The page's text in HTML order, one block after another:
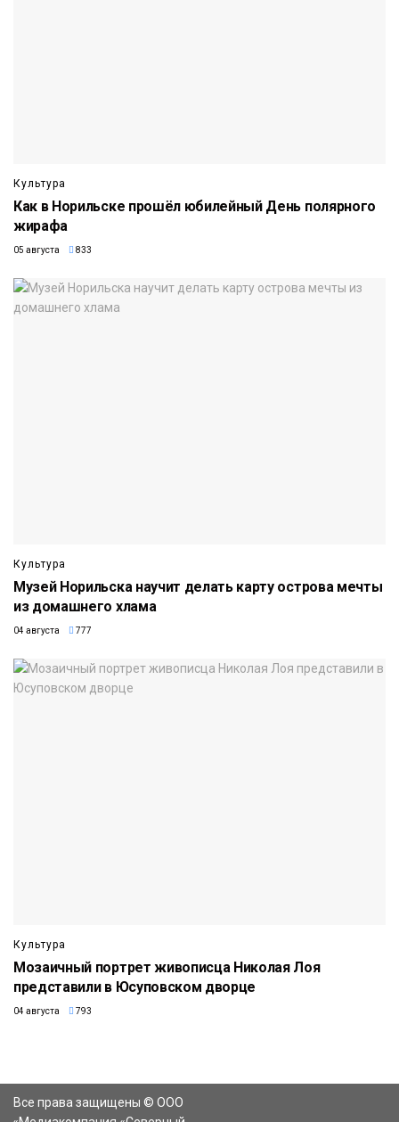
Культура
Как в Норильске прошёл юбилейный День полярного
жирафа
05 августа 833
Культура
Музей Норильска научит делать карту острова мечты
из домашнего хлама
04 августа 777
Культура
Мозаичный портрет живописца Николая Лоя
представили в Юсуповском дворце
04 августа 793
Все права защищены © ООО